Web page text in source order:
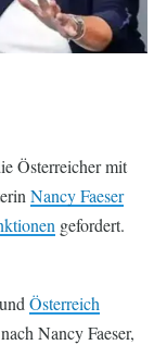
Österreicher mit
Nancy Faeser
gefordert.
und Österreich
Nancy Faeser,